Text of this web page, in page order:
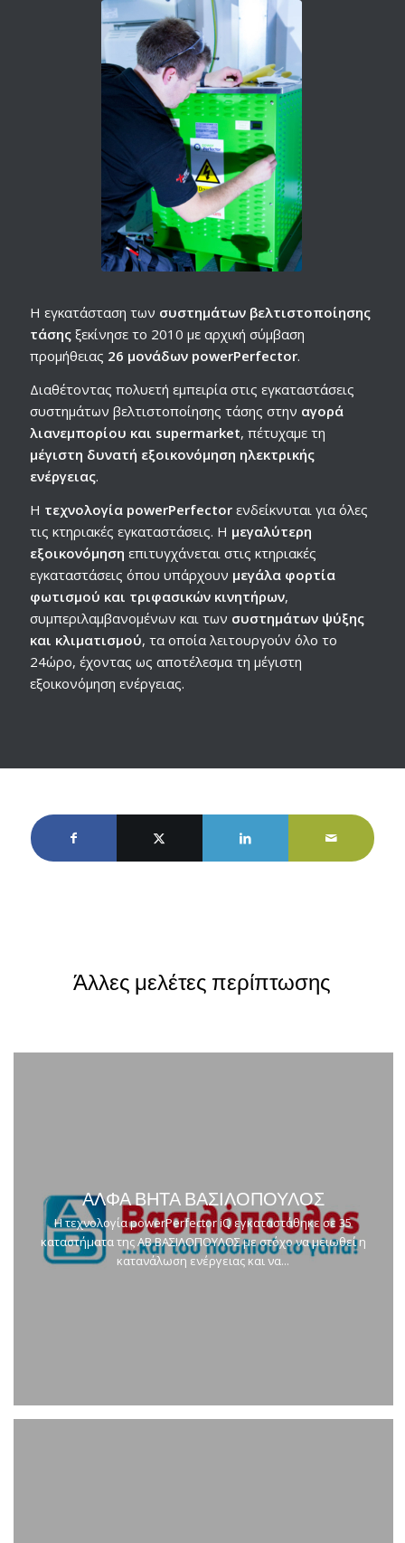
Η εγκατάσταση των συστημάτων βελτιστοποίησης
τάσηςξεκίνησε το 2010 με αρχική σύμβαση
προμήθειας 26 μονάδων powerPerfector.
Διαθέτοντας πολυετή εμπειρία στις εγκαταστάσεις
συστημάτων βελτιστοποίησης τάσης στην αγορά
λιανεμπορίου και supermarket, πέτυχαμε τη
μέγιστη δυνατή εξοικονόμηση ηλεκτρικής
ενέργειας.
Η τεχνολογία powerPerfectorενδείκνυται για όλες
τις κτηριακές εγκαταστάσεις. Η μεγαλύτερη
εξοικονόμηση επιτυγχάνεται στις κτηριακές
εγκαταστάσεις όπου υπάρχουν μεγάλα φορτία
φωτισμού και τριφασικών κινητήρων,
συμπεριλαμβανομένων και των συστημάτων ψύξης
και κλιματισμού, τα οποία λειτουργούν όλο το
24ώρο, έχοντας ως αποτέλεσμα τη μέγιστη
εξοικονόμηση ενέργειας.
Άλλες μελέτες περίπτωσης
ΑΛΦΑ ΒΗΤΑ ΒΑΣΙΛΟΠΟΥΛΟΣ
Η τεχνολογία powerPerfector iQ εγκαταστάθηκε σε 35
καταστήματα της ΑΒ ΒΑΣΙΛΟΠΟΥΛΟΣ με στόχο να μειωθεί η
κατανάλωση ενέργειας και να...